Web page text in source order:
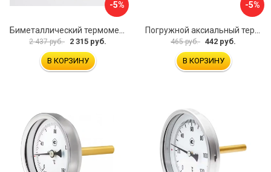
-5%
2 437 руб. 2 315 руб.
В КОРЗИНУ
-5%
465 руб. 442 руб.
В КОРЗИНУ